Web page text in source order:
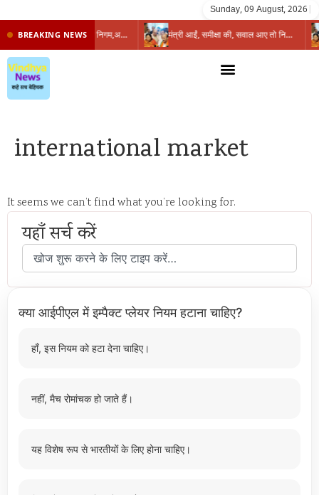
Sunday, 09 August, 2026
BREAKING NEWS प्रभारी मंत्री के निशाने पर नगर निगम,अफसरों को 10 दिन का अल्टीमेटम,नहीं होगी कार्रवाई, महापौर-आयुक्त के बीच सौहार्दहीनता पर मंत्री ने उठाए सवाल मंत्री आईं, समीक्षा की, सवाल आए तो निकल गईं – खाली जयंत चौंकीं पर नहीं दिया जवाब
international market
It seems we can’t find what you’re looking for.
यहाँ सर्च करें
क्या आईपीएल में इम्पैक्ट प्लेयर नियम हटाना चाहिए?
हाँ, इस नियम को हटा देना चाहिए।
नहीं, मैच रोमांचक हो जाते हैं।
यह विशेष रूप से भारतीयों के लिए होना चाहिए।